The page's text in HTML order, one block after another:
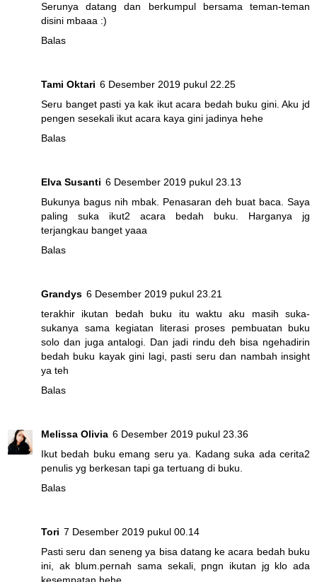
Serunya datang dan berkumpul bersama teman-teman
disini mbaaa :)
Balas
Tami Oktari 6 Desember 2019 pukul 22.25
Seru banget pasti ya kak ikut acara bedah buku gini. Aku jd
pengen sesekali ikut acara kaya gini jadinya hehe
Balas
Elva Susanti 6 Desember 2019 pukul 23.13
Bukunya bagus nih mbak. Penasaran deh buat baca. Saya
paling suka ikut2 acara bedah buku. Harganya jg
terjangkau banget yaaa
Balas
Grandys 6 Desember 2019 pukul 23.21
terakhir ikutan bedah buku itu waktu aku masih suka-
sukanya sama kegiatan literasi proses pembuatan buku
solo dan juga antalogi. Dan jadi rindu deh bisa ngehadirin
bedah buku kayak gini lagi, pasti seru dan nambah insight
ya teh
Balas
Melissa Olivia 6 Desember 2019 pukul 23.36
Ikut bedah buku emang seru ya. Kadang suka ada cerita2
penulis yg berkesan tapi ga tertuang di buku.
Balas
Tori 7 Desember 2019 pukul 00.14
Pasti seru dan seneng ya bisa datang ke acara bedah buku
ini, ak blum.pernah sama sekali, pngn ikutan jg klo ada